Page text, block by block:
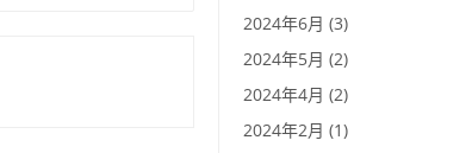
2024年6月 (3)
2024年5月 (2)
2024年4月 (2)
2024年2月 (1)